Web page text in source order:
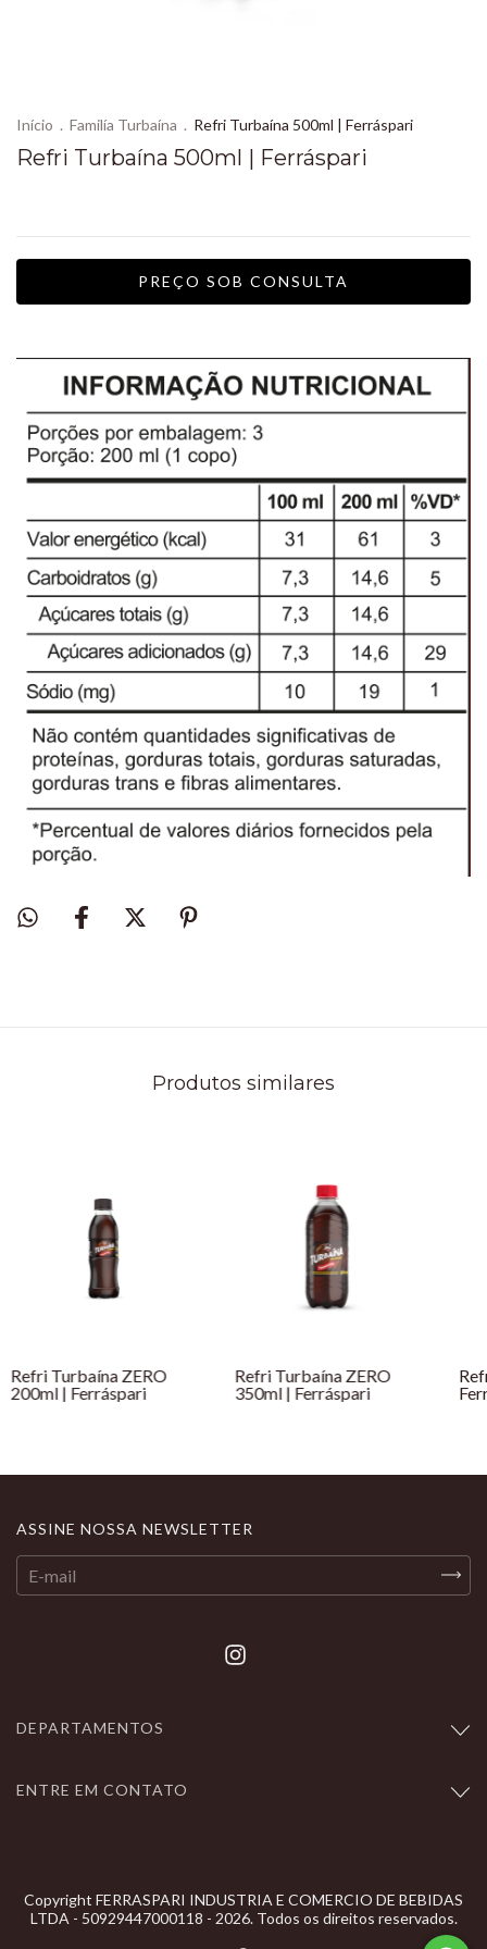
Início . Familía Turbaína . Refri Turbaína 500ml | Ferráspari
Refri Turbaína 500ml | Ferráspari
Produtos similares
Refri Turbaína ZERO
200ml | Ferráspari
Refri Turbaína ZERO
350ml | Ferráspari
ASSINE NOSSA NEWSLETTER
DEPARTAMENTOS
ENTRE EM CONTATO
Copyright FERRASPARI INDUSTRIA E COMERCIO DE BEBIDAS
LTDA - 50929447000118 - 2026. Todos os direitos reservados.